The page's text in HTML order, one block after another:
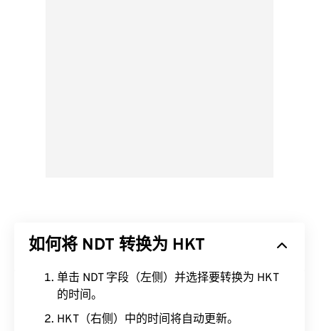
如何将 NDT 转换为 HKT
单击 NDT 字段（左侧）并选择要转换为 HKT
的时间。
HKT（右侧）中的时间将自动更新。